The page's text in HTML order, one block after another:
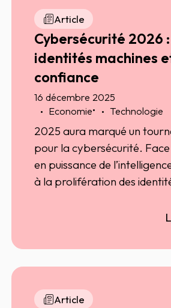
Article
Cybersécurité 2026
identités machines
confiance
16 décembre 2025
Economie• Technologie
2025 aura marqué un
pour la cybersécurité.
en puissance de
à la prolifération des
attaques, les entreprises
Gouvernance, anticipation
cyber deviennent
que jamais, la sécurité ne se
Article